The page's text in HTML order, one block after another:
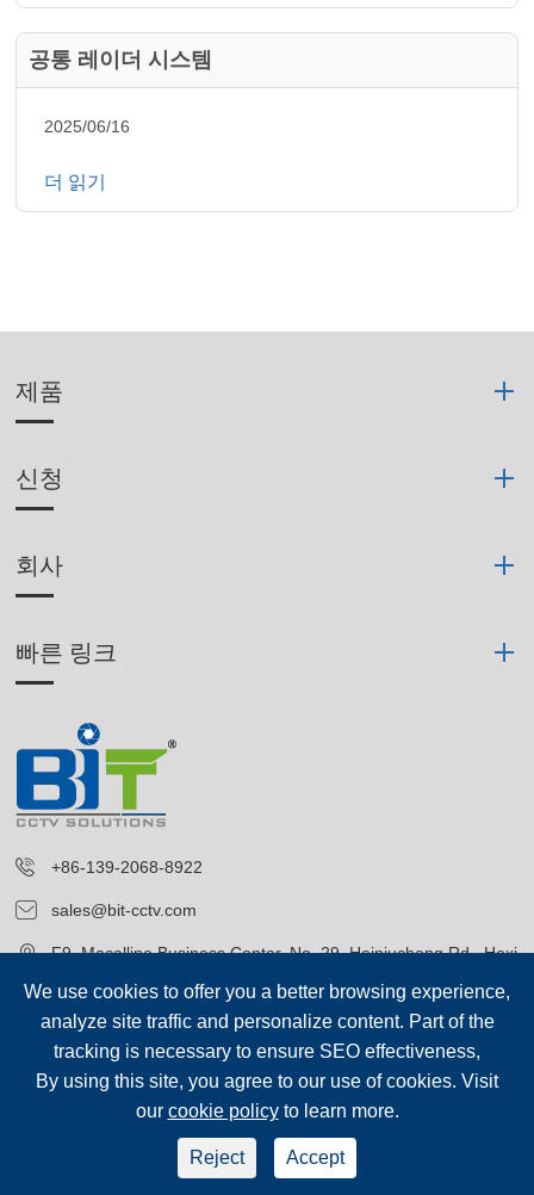
공통 레이더 시스템
2025/06/16
더 읽기
제품
신청
회사
빠른 링크
+86-139-2068-8922
sales@bit-cctv.com
F9, Macalline Business Center, No. 29, Heiniucheng Rd., Hexi
District, Tianjin, China
Blue Icon (Tianjin) Technology Co., Ltd.
시테 맵 | 개인 정보 보호 정책
We use cookies to offer you a better browsing experience,
analyze site traffic and personalize content. Part of the
tracking is necessary to ensure SEO effectiveness,
By using this site, you agree to our use of cookies. Visit
our cookie policyto learn more.
Reject Accept